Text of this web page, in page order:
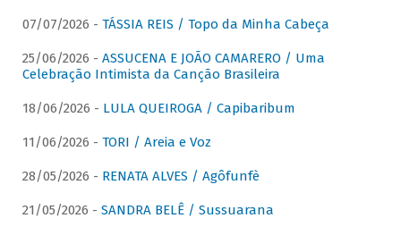
07/07/2026 - TÁSSIA REIS / Topo da Minha Cabeça
25/06/2026 - ASSUCENA E JOÃO CAMARERO / Uma
Celebração Intimista da Canção Brasileira
18/06/2026 - LULA QUEIROGA / Capibaribum
11/06/2026 - TORI / Areia e Voz
28/05/2026 - RENATA ALVES / Agôfunfè
21/05/2026 - SANDRA BELÊ / Sussuarana